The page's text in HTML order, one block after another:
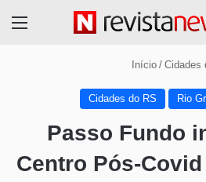
Início / Cidades
Cidades do RS Rio
Passo Fundo
Centro Pós-